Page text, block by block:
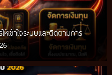
เข้าใจระบบและติดตามการ